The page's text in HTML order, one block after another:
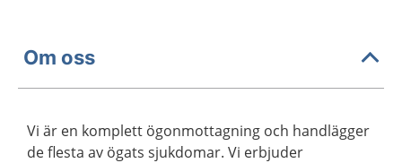
Om oss
Vi är en komplett ögonmottagning och handlägger
de flesta av ögats sjukdomar. Vi erbjuder